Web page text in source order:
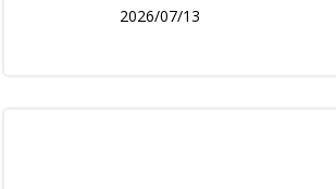
2026/07/13